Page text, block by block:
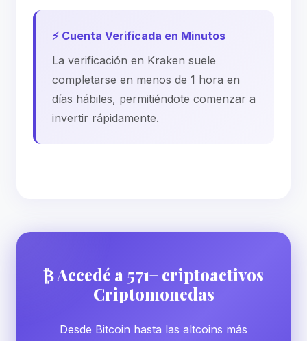
⚡ Cuenta Verificada en Minutos
La verificación en Kraken suele
completarse en menos de 1 hora en
días hábiles, permitiéndote comenzar a
invertir rápidamente.
₿ Accedé a 571+ criptoactivos
Criptomonedas
Desde Bitcoin hasta las altcoins más